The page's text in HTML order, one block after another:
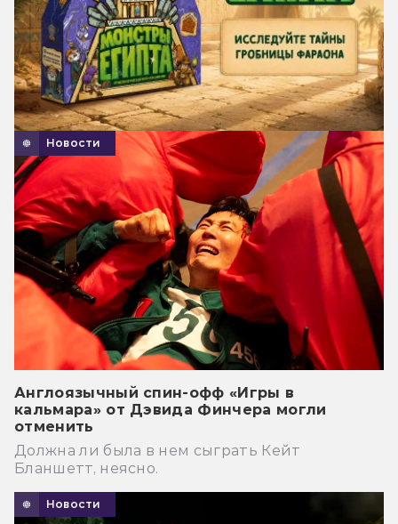
Новости
Англоязычный спин-офф «Игры в
кальмара» от Дэвида Финчера могли
отменить
Должна ли была в нем сыграть Кейт
Бланшетт, неясно.
Новости